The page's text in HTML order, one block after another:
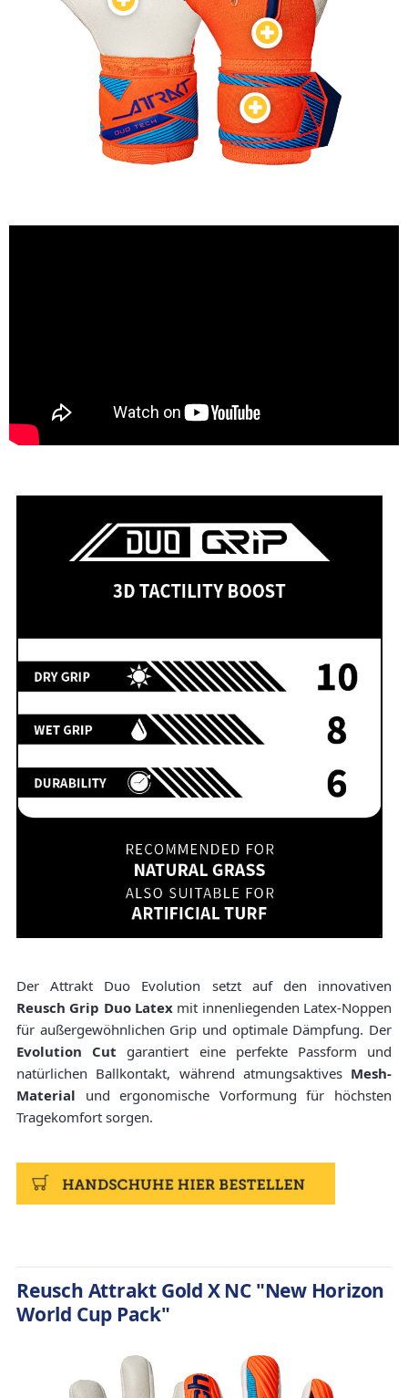
Der Attrakt Duo Evolution setzt auf den innovativen
Reusch Grip Duo Latex mit innenliegenden Latex-Noppen
für außergewöhnlichen Grip und optimale Dämpfung. Der
Evolution Cut garantiert eine perfekte Passform und
natürlichen Ballkontakt, während atmungsaktives Mesh-
Material und ergonomische Vorformung für höchsten
Tragekomfort sorgen.
Reusch Attrakt Gold X NC "New Horizon
World Cup Pack"